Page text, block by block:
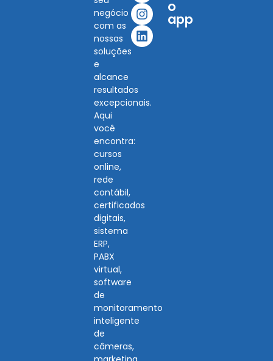
negócio
com as
nossas
soluções
e
alcance
resultados
excepcionais.
Aqui
você
encontra:
cursos
online,
rede
contábil,
certificados
digitais,
sistema
ERP,
PABX
virtual,
software
de
monitoramento
inteligente
de
câmeras,
o
app